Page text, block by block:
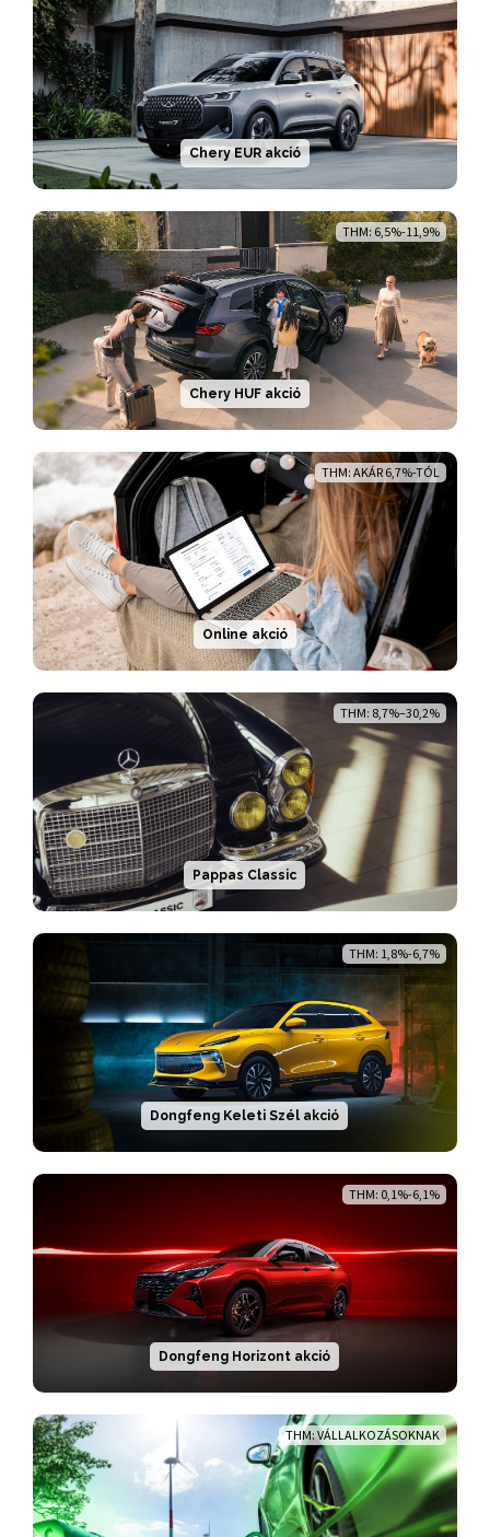
Chery EUR akció
THM: 6,5%-11,9%
Chery HUF akció
THM: AKÁR 6,7%-TÓL
Online akció
THM: 8,7%–30,2%
Pappas Classic
THM: 1,8%-6,7%
Dongfeng Keleti Szél akció
THM: 0,1%-6,1%
Dongfeng Horizont akció
THM: VÁLLALKOZÁSOKNAK